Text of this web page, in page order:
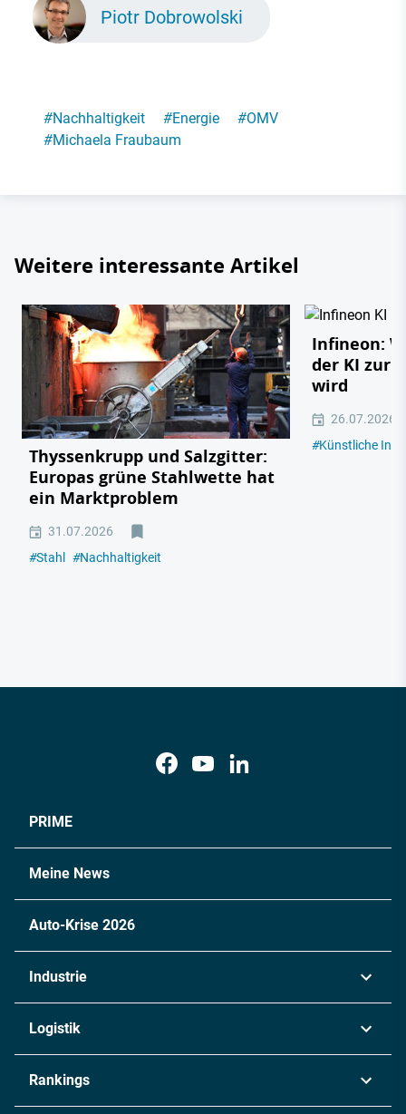
Piotr Dobrowolski
#Nachhaltigkeit #Energie #OMV
#Michaela Fraubaum
Weitere interessante Artikel
Thyssenkrupp und Salzgitter:
Europas grüne Stahlwette hat
ein Marktproblem
31.07.2026
#Stahl #Nachhaltigkeit
Infineon:
der KI zur
wird
26.07.2026
#Künstliche
PRIME
Meine News
Auto-Krise 2026
Industrie
Chemie
Logistik
Rankings